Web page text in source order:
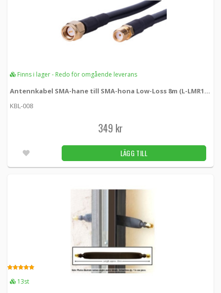
Finns i lager - Redo för omgående leverans
Antennkabel SMA-hane till SMA-hona Low-Loss 8m (L-LMR195)
KBL-008
349 kr
LÄGG TILL
13st